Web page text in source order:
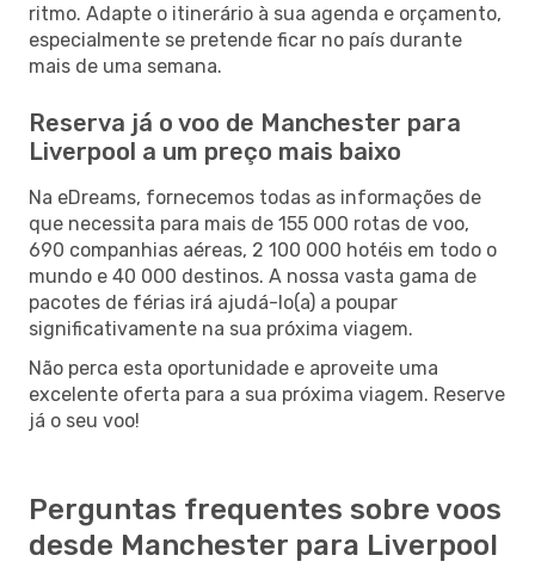
ritmo. Adapte o itinerário à sua agenda e orçamento,
especialmente se pretende ficar no país durante
mais de uma semana.
Reserva já o voo de Manchester para
Liverpool a um preço mais baixo
Na eDreams, fornecemos todas as informações de
que necessita para mais de 155 000 rotas de voo,
690 companhias aéreas, 2 100 000 hotéis em todo o
mundo e 40 000 destinos. A nossa vasta gama de
pacotes de férias irá ajudá-lo(a) a poupar
significativamente na sua próxima viagem.
Não perca esta oportunidade e aproveite uma
excelente oferta para a sua próxima viagem. Reserve
já o seu voo!
Perguntas frequentes sobre voos
desde Manchester para Liverpool